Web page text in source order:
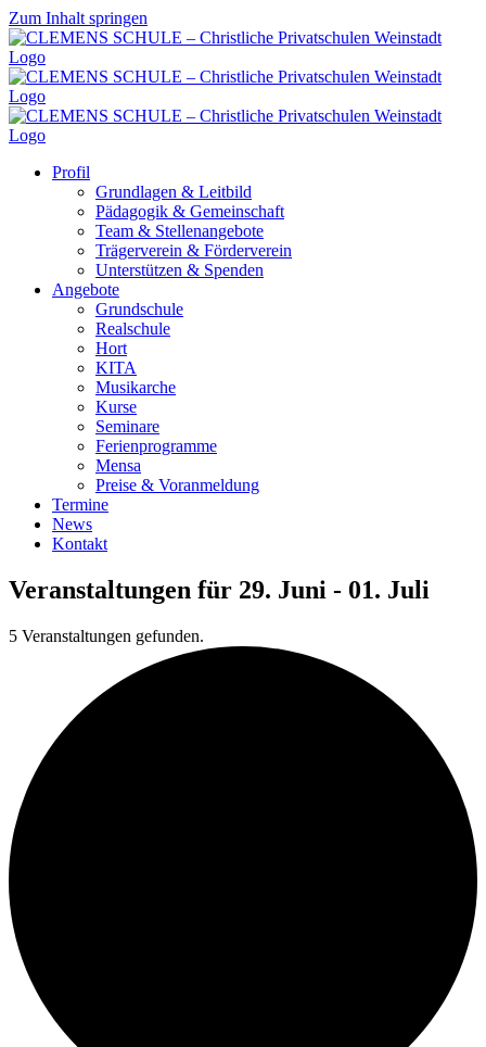
Zum Inhalt springen
Profil
Grundlagen & Leitbild
Pädagogik & Gemeinschaft
Team & Stellenangebote
Trägerverein & Förderverein
Unterstützen & Spenden
Angebote
Grundschule
Realschule
Hort
KITA
Musikarche
Kurse
Seminare
Ferienprogramme
Mensa
Preise & Voranmeldung
Termine
News
Kontakt
Veranstaltungen für 29. Juni - 01. Juli
5 Veranstaltungen gefunden.